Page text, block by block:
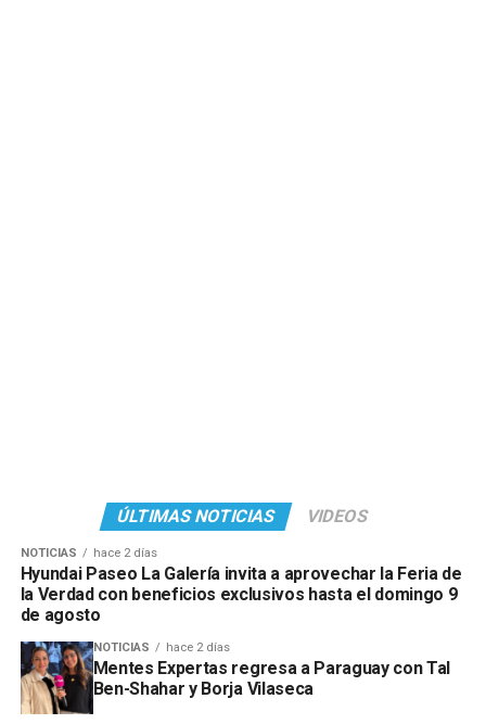
ÚLTIMAS NOTICIAS VIDEOS
NOTICIAS hace 2 días
Hyundai Paseo La Galería invita a aprovechar la Feria de
la Verdad con beneficios exclusivos hasta el domingo 9
de agosto
NOTICIAS hace 2 días
Mentes Expertas regresa a Paraguay con Tal
Ben-Shahar y Borja Vilaseca